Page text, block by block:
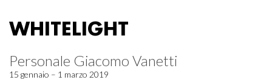
WHITELIGHT
Personale Giacomo Vanetti
15 gennaio – 1 marzo 2019